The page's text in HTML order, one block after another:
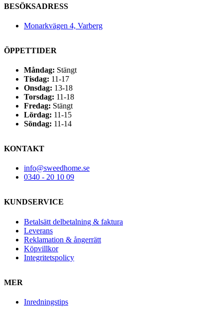
BESÖKSADRESS
Monarkvägen 4, Varberg
ÖPPETTIDER
Måndag: Stängt
Tisdag: 11-17
Onsdag: 13-18
Torsdag: 11-18
Fredag: Stängt
Lördag: 11-15
Söndag: 11-14
KONTAKT
info@sweedhome.se
0340 - 20 10 09
KUNDSERVICE
Betalsätt delbetalning & faktura
Leverans
Reklamation & ångerrätt
Köpvillkor
Integritetspolicy
MER
Inredningstips